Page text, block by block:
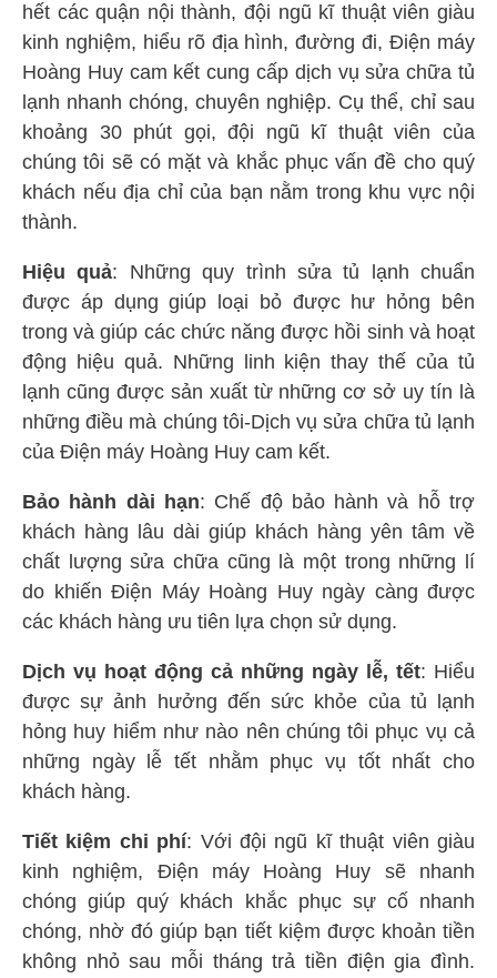
hết các quận nội thành, đội ngũ kĩ thuật viên giàu
kinh nghiệm, hiểu rõ địa hình, đường đi, Điện máy
Hoàng Huy cam kết cung cấp dịch vụ sửa chữa tủ
lạnh nhanh chóng, chuyên nghiệp. Cụ thể, chỉ sau
khoảng 30 phút gọi, đội ngũ kĩ thuật viên của
chúng tôi sẽ có mặt và khắc phục vấn đề cho quý
khách nếu địa chỉ của bạn nằm trong khu vực nội
thành.
Hiệu quả: Những quy trình sửa tủ lạnh chuẩn
được áp dụng giúp loại bỏ được hư hỏng bên
trong và giúp các chức năng được hồi sinh và hoạt
động hiệu quả. Những linh kiện thay thế của tủ
lạnh cũng được sản xuất từ những cơ sở uy tín là
những điều mà chúng tôi-Dịch vụ sửa chữa tủ lạnh
của Điện máy Hoàng Huy cam kết.
Bảo hành dài hạn: Chế độ bảo hành và hỗ trợ
khách hàng lâu dài giúp khách hàng yên tâm về
chất lượng sửa chữa cũng là một trong những lí
do khiến Điện Máy Hoàng Huy ngày càng được
các khách hàng ưu tiên lựa chọn sử dụng.
Dịch vụ hoạt động cả những ngày lễ, tết: Hiểu
được sự ảnh hưởng đến sức khỏe của tủ lạnh
hỏng huy hiểm như nào nên chúng tôi phục vụ cả
những ngày lễ tết nhằm phục vụ tốt nhất cho
khách hàng.
Tiết kiệm chi phí: Với đội ngũ kĩ thuật viên giàu
kinh nghiệm, Điện máy Hoàng Huy sẽ nhanh
chóng giúp quý khách khắc phục sự cố nhanh
chóng, nhờ đó giúp bạn tiết kiệm được khoản tiền
không nhỏ sau mỗi tháng trả tiền điện gia đình.